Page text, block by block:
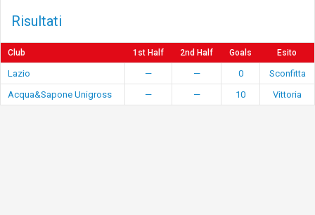
Risultati
Club 1st Half 2nd Half Goals Esito
Lazio — — 0
Sconfitta
Acqua&Sapone Unigross
— — 10 Vittoria